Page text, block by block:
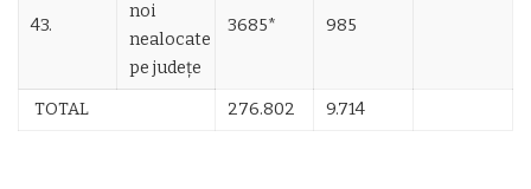
43.
noi
nealocate
pe județe
3685* 985
TOTAL 276.802 9.714